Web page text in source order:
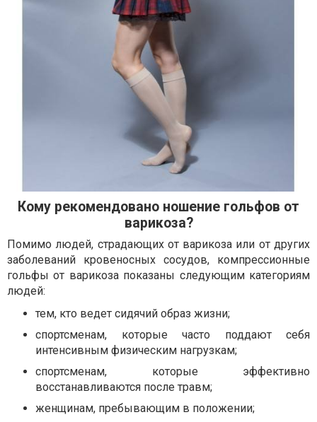
Кому рекомендовано ношение гольфов от
варикоза?
Помимо людей, страдающих от варикоза или от других
заболеваний кровеносных сосудов, компрессионные
гольфы от варикоза показаны следующим категориям
людей:
тем, кто ведет сидячий образ жизни;
спортсменам, которые часто поддают себя
интенсивным физическим нагрузкам;
спортсменам, которые эффективно
восстанавливаются после травм;
женщинам, пребывающим в положении;